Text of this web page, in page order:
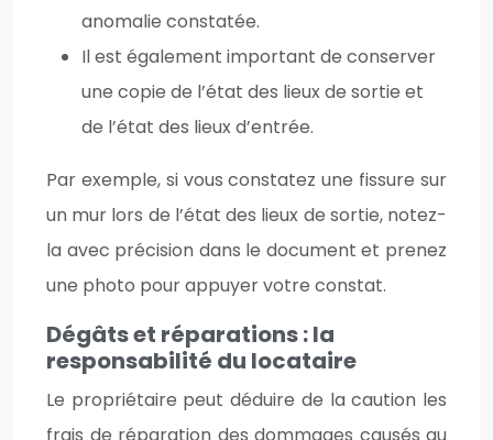
anomalie constatée.
Il est également important de conserver
une copie de l’état des lieux de sortie et
de l’état des lieux d’entrée.
Par exemple, si vous constatez une fissure sur
un mur lors de l’état des lieux de sortie, notez-
la avec précision dans le document et prenez
une photo pour appuyer votre constat.
Dégâts et réparations : la
responsabilité du locataire
Le propriétaire peut déduire de la caution les